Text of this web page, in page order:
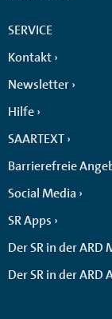
SERVICE
Kontakt
Newsletter
Hilfe
SAARTEXT
Barrierefreie
Social Media
SR Apps
Der SR in der ARD
Der SR in der ARD